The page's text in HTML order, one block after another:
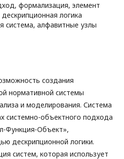
формализация, элемент
логика
система, алфавитные узлы
создания
нормативной системы
и моделирования. Система
системно-объектного подхода
Функция-Объект»,
дескрипционной логики.
систем, которая использует